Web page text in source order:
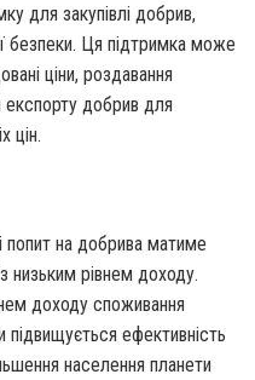
для закупівлі добрив,
безпеки. Ця підтримка може
ціни, роздавання
добрив для
цін.
попит на добрива матиме
низьким рівнем доходу.
доходу споживання
ефективність
населення планети